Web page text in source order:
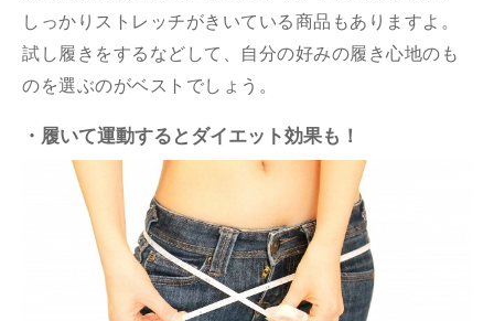
しっかりストレッチがきいている商品もありますよ。
試し履きをするなどして、自分の好みの履き心地のも
のを選ぶのがベストでしょう。
・履いて運動するとダイエット効果も！